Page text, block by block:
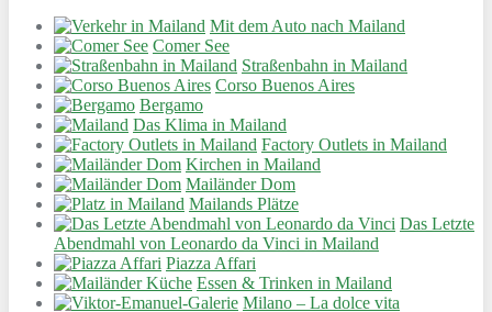
Mit dem Auto nach Mailand
Comer See
Straßenbahn in Mailand
Corso Buenos Aires
Bergamo
Das Klima in Mailand
Factory Outlets in Mailand
Kirchen in Mailand
Mailänder Dom
Mailands Plätze
Das Letzte
Abendmahl von Leonardo da Vinci in Mailand
Piazza Affari
Essen & Trinken in Mailand
Milano – La dolce vita